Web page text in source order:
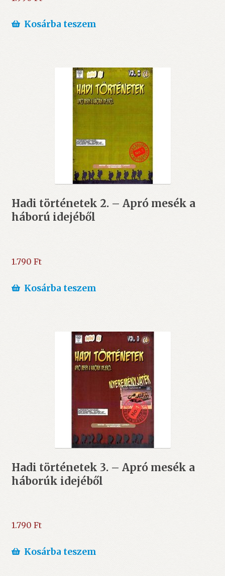
Kosárba teszem
Hadi történetek 2. – Apró mesék a
háború idejéből
1.790 Ft
Kosárba teszem
Hadi történetek 3. – Apró mesék a
háborúk idejéből
1.790 Ft
Kosárba teszem